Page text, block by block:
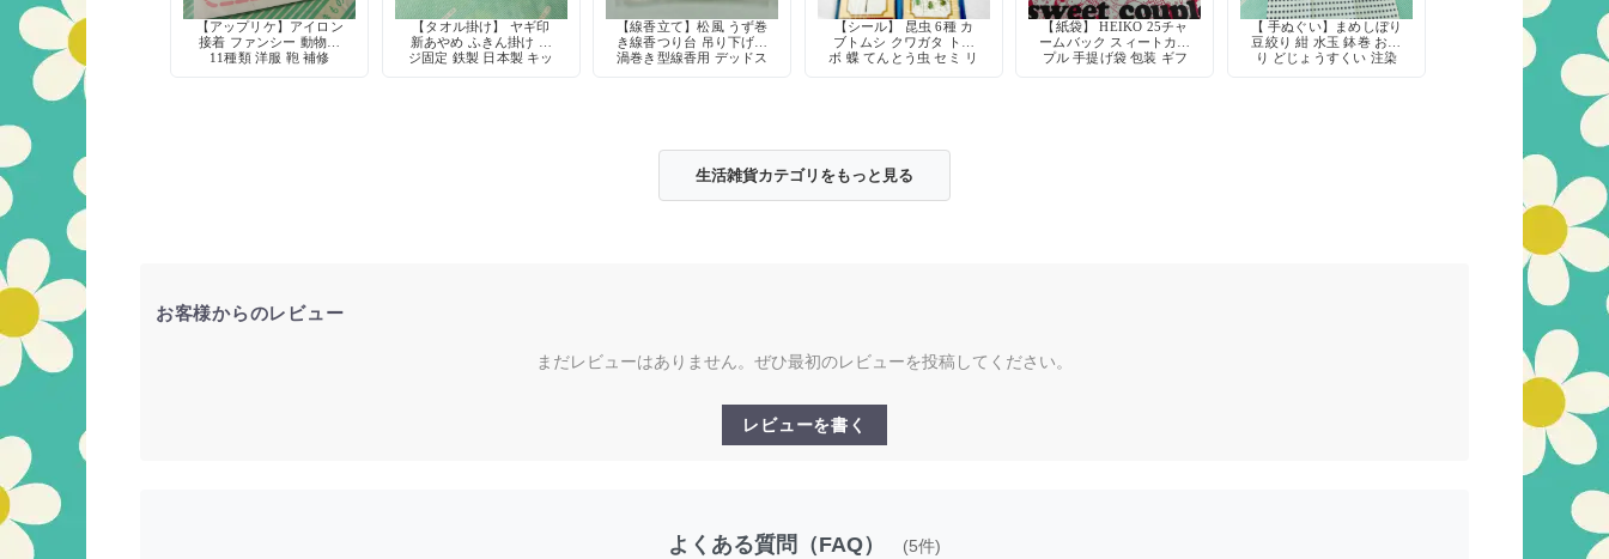
【アップリケ】アイロン
接着 ファンシー 動物柄
11種類 洋服 鞄 補修
【タオル掛け】 ヤギ印
新あやめ ふきん掛け ネ
ジ固定 鉄製 日本製 キッ
【線香立て】松風 うず巻
き線香つり台 吊り下げ式
渦巻き型線香用 デッドス
【シール】 昆虫 6種 カ
ブトムシ クワガタ トン
ボ 蝶 てんとう虫 セミ リ
【紙袋】 HEIKO 25チャ
ームバック スィートカッ
プル 手提げ袋 包装 ギフ
【 手ぬぐい】まめしぼり
豆絞り 紺 水玉 鉢巻 お祭
り どじょうすくい 注染
生活雑貨カテゴリをもっと見る
お客様からのレビュー
まだレビューはありません。ぜひ最初のレビューを投稿してください。
レビューを書く
よくある質問（FAQ） (5件)